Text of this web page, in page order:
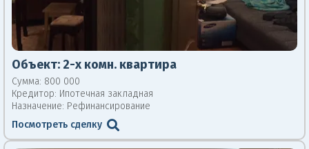
Объект: 2-х комн. квартира
Сумма: 800 000
Кредитор: Ипотечная закладная
Назначение: Рефинансирование
Посмотреть сделку